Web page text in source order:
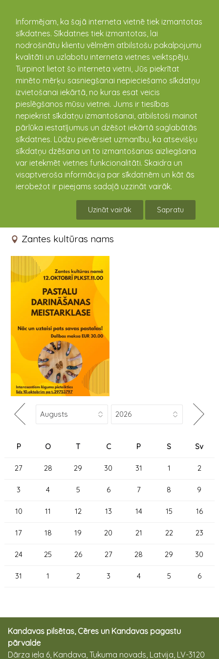
Informējam, ka šajā interneta vietnē tiek izmantotas
sīkdatnes. Sīkdatnes tiek izmantotas, lai
nodrošinātu klientu vēlmēm atbilstošu pakalpojumu
kvalitāti un uzlabotu interneta vietnes veiktspēju.
Turpinot lietot šo interneta vietni, Jūs piekrītat
minēto mērķu sasniegšanai nepieciešamo sīkdatņu
izvietošanai iekārtā, no kuras esat veicis
pieslēgšanos mūsu vietnei. Jums ir tiesības
nepiekrist sīkdatņu izmantošanai, atbilstoši mainot
pārlūka iestatījumus un dzēšot iekārtā saglabātās
sīkdatnes. Lūdzu pievērsiet uzmanību, ka atsevišķu
sīkdatņu dzēšana un to izmantošanas aizliegšana
var ietekmēt vietnes funkcionalitāti. Skaidra un
visaptveroša informācija par sīkdatnēm un kāt ās
ierobežot ir pieejams sadaļā uzzināt vairāk.
Uzināt vairāk Sapratu
kandava.lv
PASĀKUMU
KALENDĀRS
Pastalu darināšanas
meistarklase Zantē
12.10.2025 11:00 - 15:00
Zantes kultūras nams
P O T C P S Sv
27 28 29 30 31 1 2
3 4 5 6 7 8 9
10 11 12 13 14 15 16
17 18 19 20 21 22 23
24 25 26 27 28 29 30
31 1 2 3 4 5 6
Kandavas pilsētas, Cēres un Kandavas pagastu
pārvalde
Dārza iela 6, Kandava, Tukuma novads, Latvija, LV-3120